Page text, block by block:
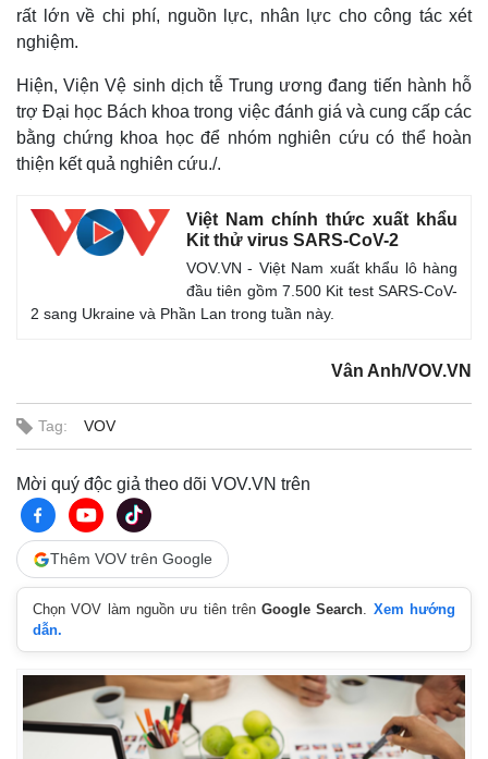
Kinh tế
Bất động sản
Khởi nghiệp
Thị trường
Giá vàng
Tiêu dùng
rất lớn về chi phí, nguồn lực, nhân lực cho công tác xét
nghiệm.
Hiện, Viện Vệ sinh dịch tễ Trung ương đang tiến hành hỗ
trợ Đại học Bách khoa trong việc đánh giá và cung cấp các
bằng chứng khoa học để nhóm nghiên cứu có thể hoàn
thiện kết quả nghiên cứu./.
Việt Nam chính thức xuất khẩu
Kit thử virus SARS-CoV-2
VOV.VN - Việt Nam xuất khẩu lô hàng
đầu tiên gồm 7.500 Kit test SARS-CoV-
2 sang Ukraine và Phần Lan trong tuần này.
Vân Anh/VOV.VN
Tag: VOV
Mời quý độc giả theo dõi VOV.VN trên
Thêm VOV trên Google
Chọn VOV làm nguồn ưu tiên trênGoogle Search. Xem hướng
dẫn.